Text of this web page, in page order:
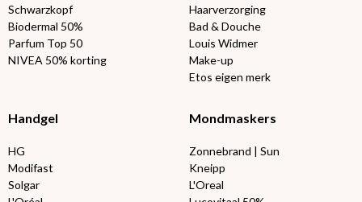
Schwarzkopf
Biodermal 50%
Parfum Top 50
NIVEA 50% korting
Haarverzorging
Bad & Douche
Louis Widmer
Make-up
Etos eigen merk
Handgel
HG
Modifast
Solgar
Mondmaskers
Zonnebrand | Sun
Kneipp
L'Oreal